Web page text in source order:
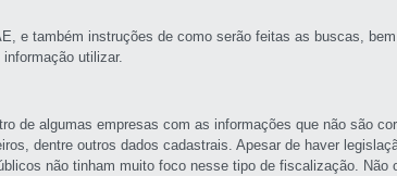
e também instruções de como serão feitas as buscas,
utilizar.
de algumas empresas com as informações que não são
dentre outros dados cadastrais. Apesar de haver
não tinham muito foco nesse tipo de fiscalização. Não